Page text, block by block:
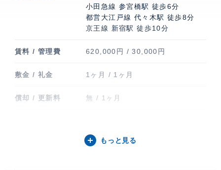
小田急線 参宮橋駅 徒歩6分
都営大江戸線 代々木駅 徒歩8分
京王線 新宿駅 徒歩10分
賃料 / 管理費 620,000円 / 30,000円
敷金 / 礼金 1ヶ月 / 1ヶ月
償却 / 更新料 無 / 1ヶ月
75.14㎡ (22.72坪)
もっと見る